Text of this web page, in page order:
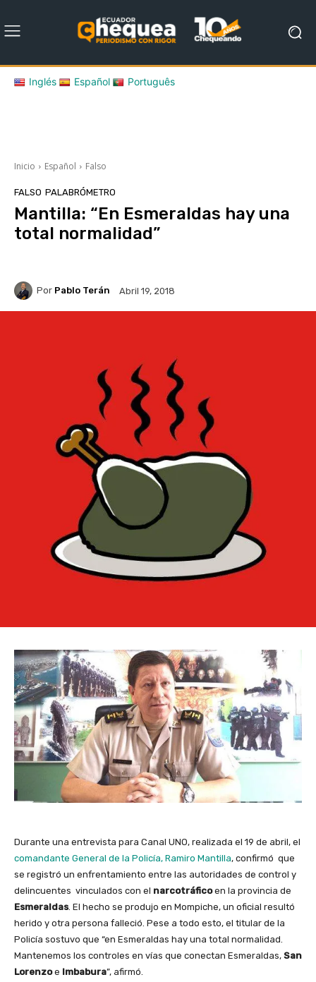
Inglés Español Português
Inicio Español Falso
FALSO PALABRÓMETRO
Mantilla: “En Esmeraldas hay una
total normalidad”
Por Pablo Terán Abril 19, 2018
Durante una entrevista para Canal UNO, realizada el 19 de abril, el
comandante General de la Policía, Ramiro Mantilla, confirmó que
se registró un enfrentamiento entre las autoridades de control y
delincuentes vinculados con el narcotráficoen la provincia de
Esmeraldas. El hecho se produjo en Mompiche, un oficial resultó
herido y otra persona falleció. Pese a todo esto, el titular de la
Policía sostuvo que “en Esmeraldas hay una total normalidad.
Mantenemos los controles en vías que conectan Esmeraldas, San
Lorenzoe Imbabura”, afirmó.